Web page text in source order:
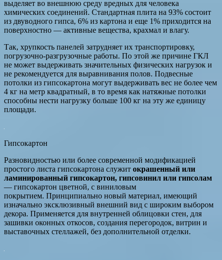
выделяет во внешнюю среду вредных для человека
химических соединений. Стандартная плита на 93% состоит
из двуводного гипса, 6% из картона и еще 1% приходится на
поверхностно — активные вещества, крахмал и влагу.
Так, хрупкость панелей затрудняет их транспортировку,
погрузочно-разгрузочные работы. По этой же причине ГКЛ
не может выдерживать значительных физических нагрузок и
не рекомендуется для выравнивания полов. Подвесные
потолки из гипсокартона могут выдерживать вес не более чем
4 кг на метр квадратный, в то время как натяжные потолки
способны нести нагрузку больше 100 кг на эту же единицу
площади.
Гипсокартон
Разновидностью или более современной модификацией
простого листа гипсокартона служит окрашенный или
ламинированный гипсокартон, гипсовинил или гипсолам
— гипсокартон цветной, с виниловым
покрытием. Принципиально новый материал, имеющий
изначально эксклюзивный внешний вид с широким выбором
декора. Применяется для внутренней облицовки стен, для
зашивки оконных откосов, создания перегородок, витрин и
выставочных стеллажей, без дополнительной отделки.